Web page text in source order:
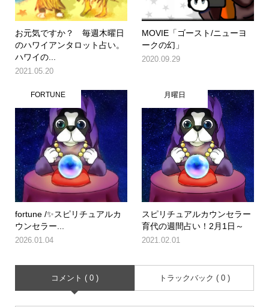
お元気ですか？ 毎週木曜日
のハワイアンタロット占い。
ハワイの...
2021.05.20
MOVIE「ゴースト/ニューヨ
ークの幻」
2020.09.29
FORTUNE
fortune /✨スピリチュアルカ
ウンセラー...
2026.01.04
月曜日
スピリチュアルカウンセラー
育代の週間占い！2月1日～
2021.02.01
コメント ( 0 ) トラックバック ( 0 )